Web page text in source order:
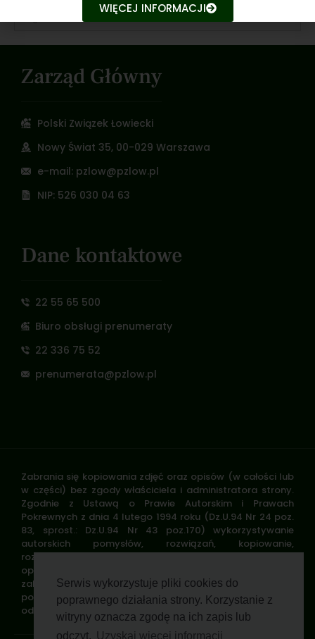
Serwis wykorzystuje pliki cookies do
poprawnego działania strony. Korzystanie z
witryny oznacza zgodę na ich zapis lub
odczyt.
Uzyskaj więcej informacji
1 grudnia 2023
Zarząd Główny
Polski Związek Łowiecki
Nowy Świat 35, 00-029 Warszawa
e-mail: pzlow@pzlow.pl
NIP: 526 030 04 63
Dane kontaktowe
22 55 65 500
Biuro obsługi prenumeraty
22 336 75 52
prenumerata@pzlow.pl
Zabrania się kopiowania zdjęć oraz opisów (w całości lub
w części) bez zgody właściciela i administratora strony.
Zgodnie z Ustawą o Prawie Autorskim i Prawach
Pokrewnych z dnia 4 lutego 1994 roku (Dz.U.94 Nr 24 poz.
83, sprost.: Dz.U.94 Nr 43 poz.170) wykorzystywanie
autorskich pomysłów, rozwiązań, kopiowanie,
rozpowszechnianie zdjęć, fragmentów grafiki, tekstów
opisów w celach zarobkowych, bez zezwolenia autora jest
zabronione i stanowi naruszenie praw autorskich oraz
podlega karze. Znaki towarowe i graficzne są własnością
odpowiednich firm i/lub instytucji.
WIĘCEJ INFORMACJI